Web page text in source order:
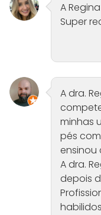
A
Super
A dra.
minhas
pés
ensinou
A dra.
depois